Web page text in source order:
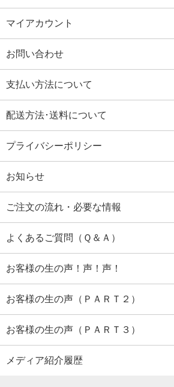
マイアカウント
お問い合わせ
支払い方法について
配送方法･送料について
プライバシーポリシー
お知らせ
ご注文の流れ・必要な情報
よくあるご質問（Ｑ＆Ａ）
お客様の生の声！声！声！
お客様の生の声（ＰＡＲＴ２）
お客様の生の声（ＰＡＲＴ３）
メディア紹介履歴